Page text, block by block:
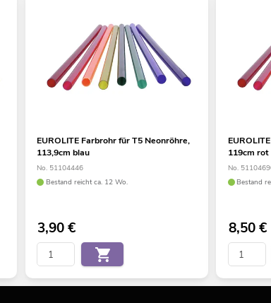
EUROLITE Farbrohr für T5 Neonröhre,
113,9cm blau
No. 51104446
Bestand reicht ca. 12 Wo.
3,90€
119cm rot
No.
Bestand
8,50€